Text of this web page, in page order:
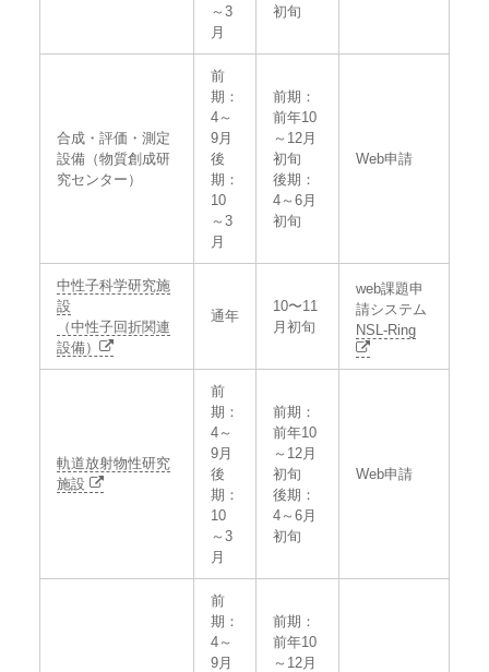
～3
月
初旬
合成・評価・測定
設備（物質創成研
究センター）
前
期：
4～
9月
後
期：
10
～3
月
前期：
前年10
～12月
初旬
後期：
4～6月
初旬
Web申請
中性子科学研究施
設
（中性子回折関連
設備）
通年
10〜11
月初旬
web課題申
請システム
NSL-Ring
軌道放射物性研究
施設
前
期：
4～
9月
後
期：
10
～3
月
前期：
前年10
～12月
初旬
後期：
4～6月
初旬
Web申請
前
期：
4～
9月
前期：
前年10
～12月